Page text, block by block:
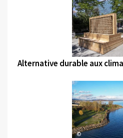
©
Alternative durable aux
©